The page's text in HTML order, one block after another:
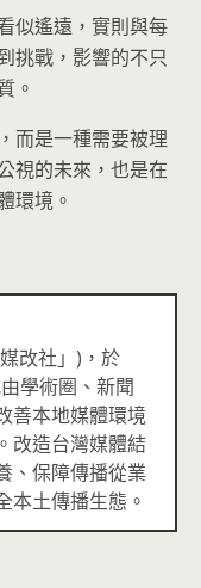
似遙遠，實則與每
挑戰，影響的不只
。
而是一種需要被理
視的未來，也是在
環境。
改社」)，於
學術圈、新聞
善本地媒體環境
改造台灣媒體結
、保障傳播從業
本土傳播生態。